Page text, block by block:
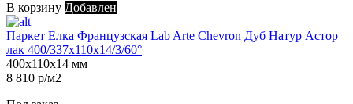
В корзину Добавлен
Паркет Елка Французская Lab Arte Chevron Дуб Натур Астор
лак 400/337х110х14/3/60°
400х110х14 мм
8 810 р/м2